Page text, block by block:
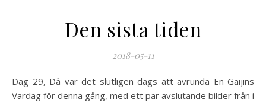
Den sista tiden
2018-05-11
Dag 29, Då var det slutligen dags att avrunda En Gaijins
Vardag för denna gång, med ett par avslutande bilder från i